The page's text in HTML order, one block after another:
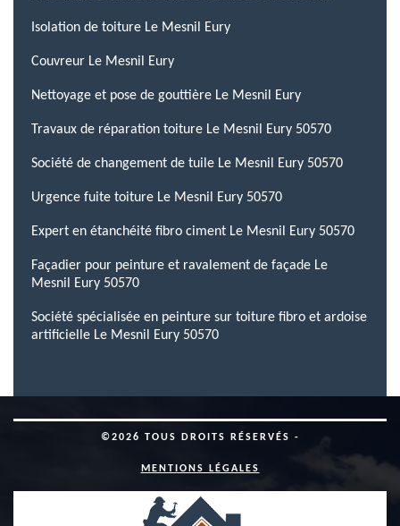
Isolation de toiture Le Mesnil Eury
Couvreur Le Mesnil Eury
Nettoyage et pose de gouttière Le Mesnil Eury
Travaux de réparation toiture Le Mesnil Eury 50570
Société de changement de tuile Le Mesnil Eury 50570
Urgence fuite toiture Le Mesnil Eury 50570
Expert en étanchéité fibro ciment Le Mesnil Eury 50570
Façadier pour peinture et ravalement de façade Le
Mesnil Eury 50570
Société spécialisée en peinture sur toiture fibro et ardoise
artificielle Le Mesnil Eury 50570
©2026 TOUS DROITS RÉSERVÉS -
MENTIONS LÉGALES